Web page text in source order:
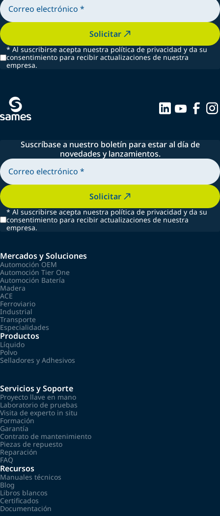
Solicitar
* Al suscribirse acepta nuestra política de privacidad y da su
consentimiento para recibir actualizaciones de nuestra
empresa.
Suscríbase a nuestro boletín para estar al día de
novedades y lanzamientos.
Solicitar
* Al suscribirse acepta nuestra política de privacidad y da su
consentimiento para recibir actualizaciones de nuestra
empresa.
Mercados y Soluciones
Automoción OEM
Automoción Tier One
Automoción Batería
Madera
ACE
Ferroviario
Industrial
Transporte
Especialidades
Productos
Líquido
Polvo
Selladores y Adhesivos
Servicios y Soporte
Proyecto llave en mano
Laboratorio de pruebas
Visita de experto in situ
Formación
Garantía
Contrato de mantenimiento
Piezas de repuesto
Reparación
FAQ
Recursos
Manuales técnicos
Blog
Libros blancos
Certificados
Documentación